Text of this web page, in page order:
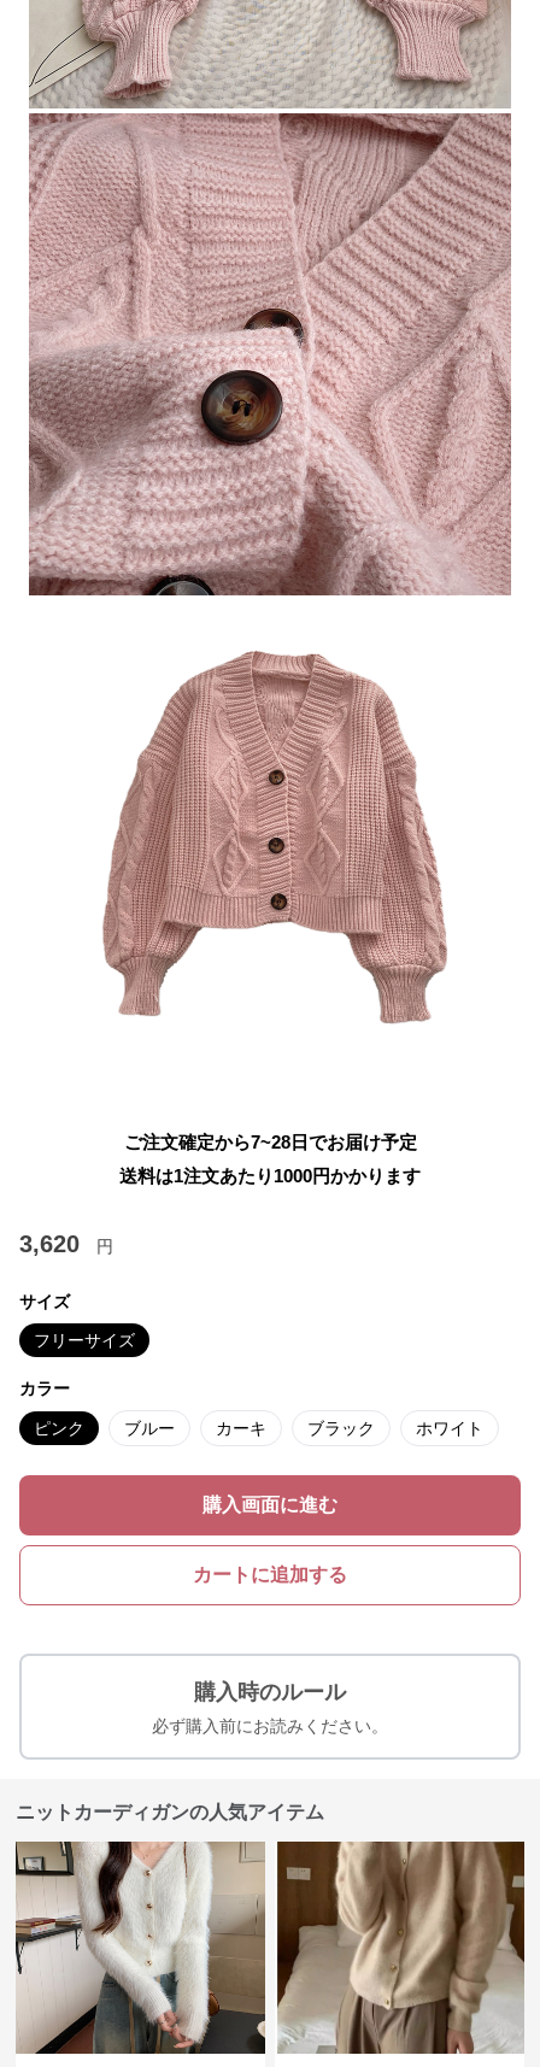
ご注文確定から7~28日でお届け予定
送料は1注文あたり 1000円かかります
3,620 円
サイズ
フリーサイズ
カラー
ピンク ブルー カーキ ブラック ホワイト
購入画面に進む
カートに追加する
購入時のルール
必ず購入前にお読みください。
ニットカーディガンの人気アイテム